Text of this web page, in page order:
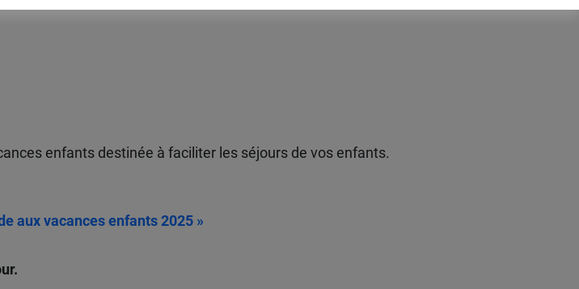
enfants destinée à faciliter les séjours de vos enfants.
aux vacances enfants 2025 »